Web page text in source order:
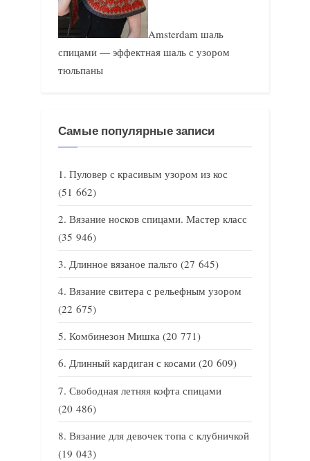
Amsterdam шаль
спицами — эффектная шаль с узором
тюльпаны
Самые популярные записи
Пуловер с красивым узором из кос
(51 662)
Вязание носков спицами. Мастер класс
(35 946)
Длинное вязаное пальто (27 645)
Вязание свитера с рельефным узором
(22 675)
Комбинезон Мишка (20 771)
Длинный кардиган с косами (20 609)
Свободная летняя кофта спицами
(20 486)
Вязание для девочек топа с клубничкой
(19 043)